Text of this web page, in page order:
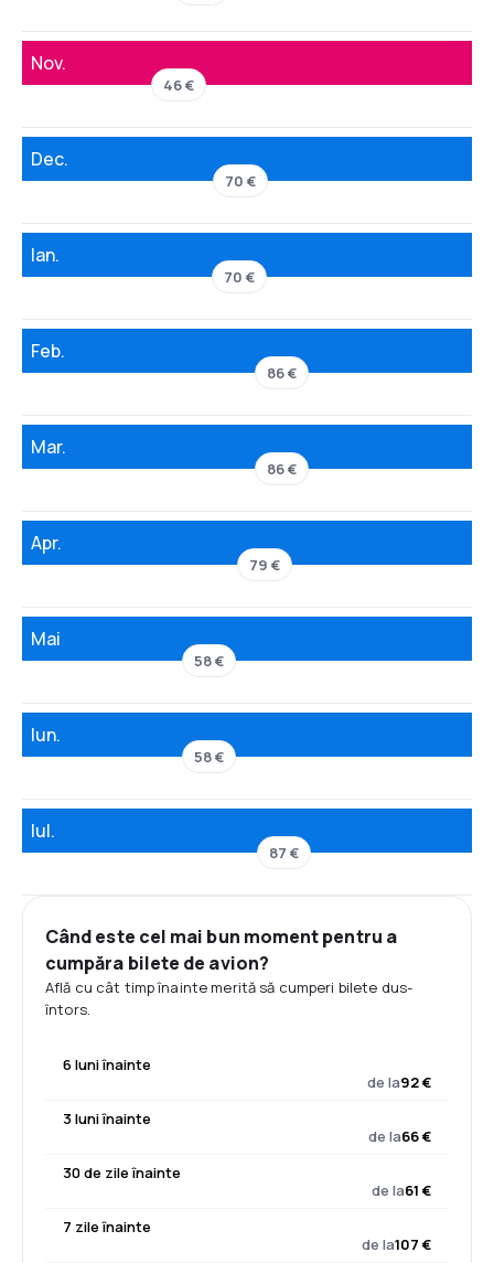
Nov.
46 €
Dec.
70 €
Ian.
70 €
Feb.
86 €
Mar.
86 €
Apr.
79 €
Mai
58 €
Iun.
58 €
Iul.
87 €
Când este cel mai bun moment pentru a
cumpăra bilete de avion?
Află cu cât timp înainte merită să cumperi bilete dus-
întors.
6 luni înainte
de la92 €
3 luni înainte
de la66 €
30 de zile înainte
de la61 €
7 zile înainte
de la107 €